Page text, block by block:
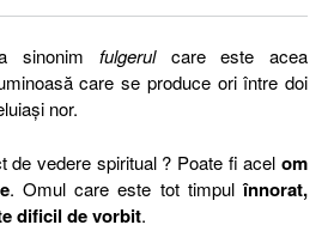
fulgerulcare este acea
care se produce ori între doi
nor.
de vedere spiritual ? Poate fi acelom
. Omul care este tot timpulînnorat,
dificil de vorbit.